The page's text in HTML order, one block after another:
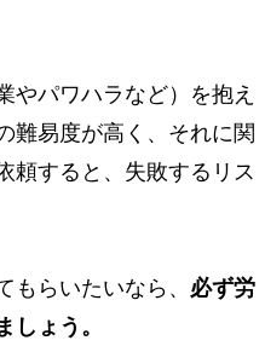
やパワハラなど）を抱え
難易度が高く、それに関
頼すると、 失敗するリス
もらいたいなら、 必ず労
しょう。